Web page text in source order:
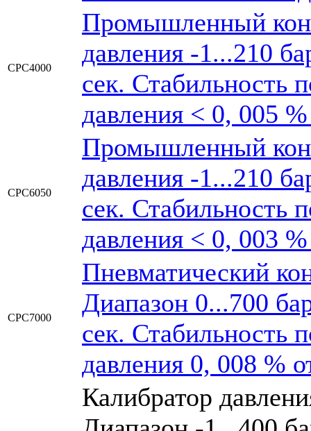
CPC4000
Промышленный
давления -1...210
сек. Стабильность
давления < 0, 005
CPC6050
Промышленный
давления -1...210
сек. Стабильность
давления < 0, 003
CPC7000
Пневматический
Диапазон 0...700
сек. Стабильность
давления 0, 008 %
Калибратор